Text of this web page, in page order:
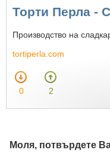
Торти Перла -
Производство на
tortiperla.com
0 2
Моля, потвърдете